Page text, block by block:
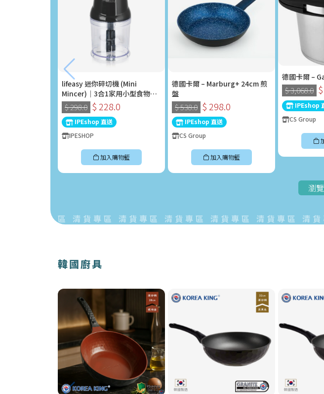
lifeasy 迷你碎切機 (Mini
Mincer)｜3合1家用小型食物處
理器 (400W)
$ 298.0 $ 228.0
IPEshop 直送
IPESHOP
加入購物籃
德國卡爾 – Marburg+ 24cm 煎
盤
$ 538.0 $ 298.0
IPEshop 直送
CS Group
加入購物籃
德
$ 3,068.0
IPEshop
CS Group
瀏
貨專區 清貨專區 清貨專區 清貨專區 清貨專區 清貨專區 清貨
韓國廚具